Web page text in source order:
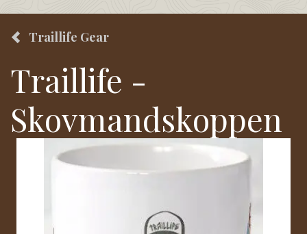
Traillife Gear
Traillife -
Skovmandskoppen